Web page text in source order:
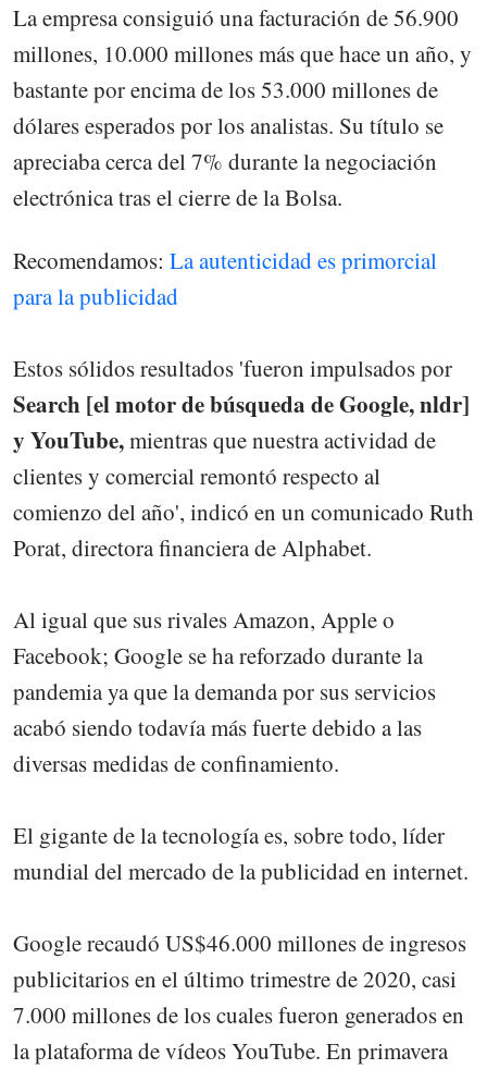
La empresa consiguió una facturación de 56.900
millones, 10.000 millones más que hace un año, y
bastante por encima de los 53.000 millones de
dólares esperados por los analistas. Su título se
apreciaba cerca del 7% durante la negociación
electrónica tras el cierre de la Bolsa.
Recomendamos: La autenticidad es primorcial
para la publicidad
Estos sólidos resultados 'fueron impulsados por
Search [el motor de búsqueda de Google, nldr]
y YouTube,mientras que nuestra actividad de
clientes y comercial remontó respecto al
comienzo del año', indicó en un comunicado Ruth
Porat, directora financiera de Alphabet.
Al igual que sus rivales Amazon, Apple o
Facebook; Google se ha reforzado durante la
pandemia ya que la demanda por sus servicios
acabó siendo todavía más fuerte debido a las
diversas medidas de confinamiento.
El gigante de la tecnología es, sobre todo, líder
mundial del mercado de la publicidad en internet.
Google recaudó US$46.000 millones de ingresos
publicitarios en el último trimestre de 2020, casi
7.000 millones de los cuales fueron generados en
la plataforma de vídeos YouTube. En primavera